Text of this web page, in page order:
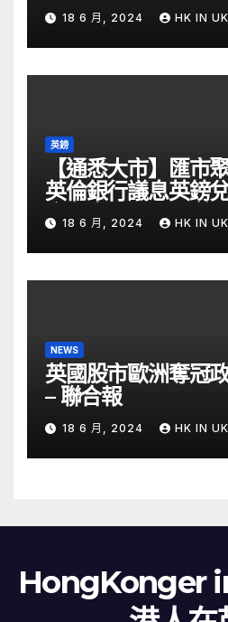
18 6 月, 2024 HK IN UK
英鎊
【通悉大市】匯市
英倫銀行議息英鎊
金留意 – Now 財經
18 6 月, 2024 HK IN UK
NEWS
英國股市歐洲奪冠
– 聯合報
18 6 月, 2024 HK IN UK
HongKonger